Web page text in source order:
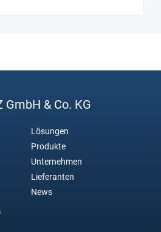
GmbH & Co. KG
Lösungen
Produkte
Unternehmen
Lieferanten
News